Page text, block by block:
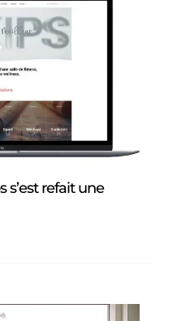
s’est refait une